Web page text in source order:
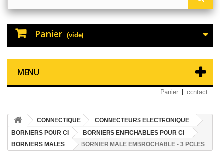
Panier (vide)
MENU
Panier contact
CONNECTIQUE
CONNECTEURS ELECTRONIQUE
BORNIERS POUR CI
BORNIERS ENFICHABLES POUR CI
BORNIERS MALES
BORNIER MALE EMBROCHABLE - 3 POLES